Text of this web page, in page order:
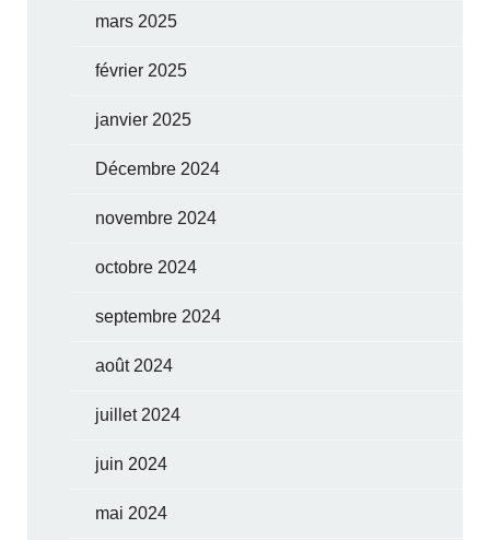
mars 2025
février 2025
janvier 2025
Décembre 2024
novembre 2024
octobre 2024
septembre 2024
août 2024
juillet 2024
juin 2024
mai 2024